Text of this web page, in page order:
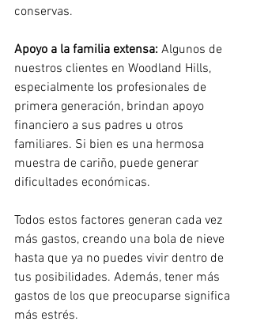
conservas.
Apoyo a la familia extensa: Algunos de
nuestros clientes en Woodland Hills,
especialmente los profesionales de
primera generación, brindan apoyo
financiero a sus padres u otros
familiares. Si bien es una hermosa
muestra de cariño, puede generar
dificultades económicas.
Todos estos factores generan cada vez
más gastos, creando una bola de nieve
hasta que ya no puedes vivir dentro de
tus posibilidades. Además, tener más
gastos de los que preocuparse significa
más estrés.